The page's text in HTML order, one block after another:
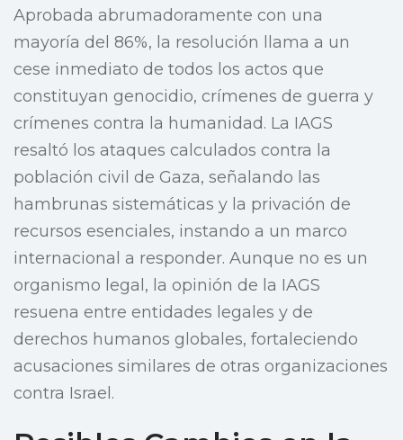
Aprobada abrumadoramente con una
mayoría del 86%, la resolución llama a un
cese inmediato de todos los actos que
constituyan genocidio, crímenes de guerra y
crímenes contra la humanidad. La IAGS
resaltó los ataques calculados contra la
población civil de Gaza, señalando las
hambrunas sistemáticas y la privación de
recursos esenciales, instando a un marco
internacional a responder. Aunque no es un
organismo legal, la opinión de la IAGS
resuena entre entidades legales y de
derechos humanos globales, fortaleciendo
acusaciones similares de otras organizaciones
contra Israel.